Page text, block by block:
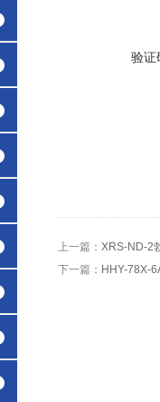
验证
上一篇： XRS-ND-2
下一篇： HHY-78X-